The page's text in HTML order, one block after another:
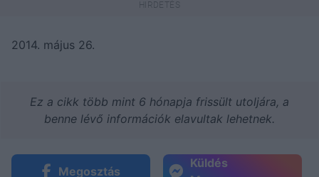
2014. május 26.
Ez a cikk több mint 6 hónapja frissült utoljára, a
benne lévő információk elavultak lehetnek.
Megosztás
Küldés